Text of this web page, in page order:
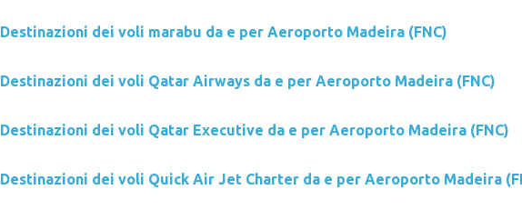
Destinazioni dei voli marabu da e per Aeroporto Madeira (FNC)
Destinazioni dei voli Qatar Airways da e per Aeroporto Madeira (FNC)
Destinazioni dei voli Qatar Executive da e per Aeroporto Madeira (FNC)
Destinazioni dei voli Quick Air Jet Charter da e per Aeroporto Madeira